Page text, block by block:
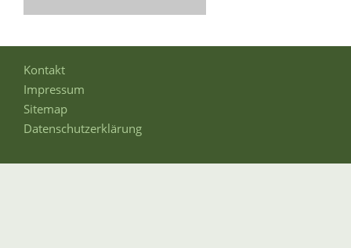
Kontakt
Impressum
Sitemap
Datenschutzerklärung